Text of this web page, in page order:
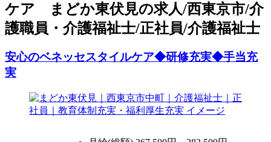
ケア まどか東伏見の求人/西東京市/介
護職員・介護福祉士/正社員/介護福祉士
安心のベネッセスタイルケア◆研修充実◆手当充
実